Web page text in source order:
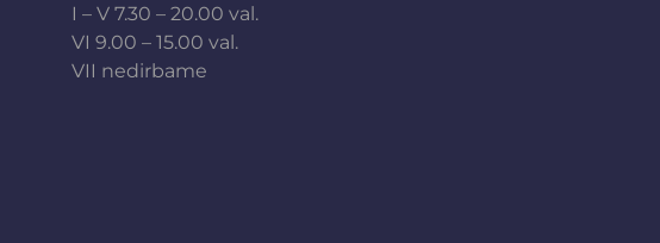
I – V 7.30 – 20.00 val.
VI 9.00 – 15.00 val.
VII nedirbame